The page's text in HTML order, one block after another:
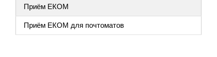
Приём ЕКОМ
Приём ЕКОМ для почтоматов